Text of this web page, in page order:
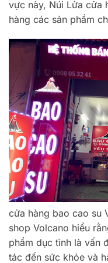
vực này, Núi Lửa cửa
hàng các sản phẩm
cửa hàng bao cao su
shop Volcano hiểu
phẩm dục tình là vấn
tác đến sức khỏe và